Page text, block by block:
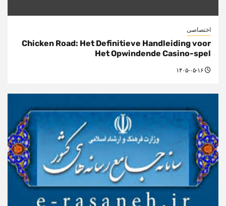
اختصاصی
Chicken Road: Het Definitieve Handleiding voor
Het Opwindende Casino-spel